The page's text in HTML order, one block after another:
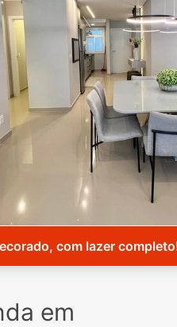
com lazer
em